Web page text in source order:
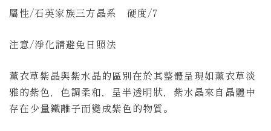
屬性/石英家族三方晶系 硬度/7
注意/淨化請避免日照法
薰衣草紫晶與紫水晶的區別在於其整體呈現如薰衣草淡
雅的紫色，色調柔和，呈半透明狀，紫水晶來自晶體中
存在少量鐵離子而變成紫色的物質。